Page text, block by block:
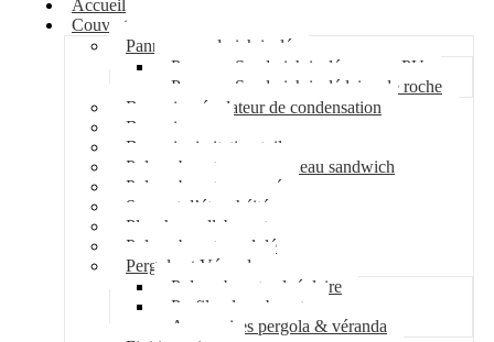
Accueil
Couverture
Panneau sandwich isolé
Panneau Sandwich isolé mousse PU
Panneau Sandwich isolé laine de roche
Bac acier régulateur de condensation
Bac acier sec
Bac acier imitation tuile
Polycarbonate pour panneau sandwich
Polycarbonate nervuré
Support d’étanchéité
Plancher collaborant
Polycarbonate ondulé
Pergola et Véranda
Polycarbonate alvéolaire
Profil polycarbonate
Accessoires pergola & véranda